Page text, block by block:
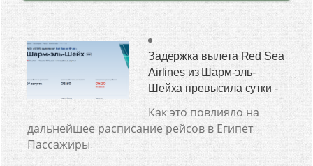
Задержка вылета Red Sea
Airlines из Шарм-эль-
Шейха превысила сутки -
Как это повлияло на
дальнейшее расписание рейсов в Египет
Пассажиры